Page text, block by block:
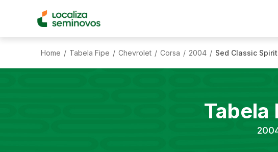
Home / Tabela Fipe / Chevrolet / Corsa / 2004 / Sed Classic
Tabela